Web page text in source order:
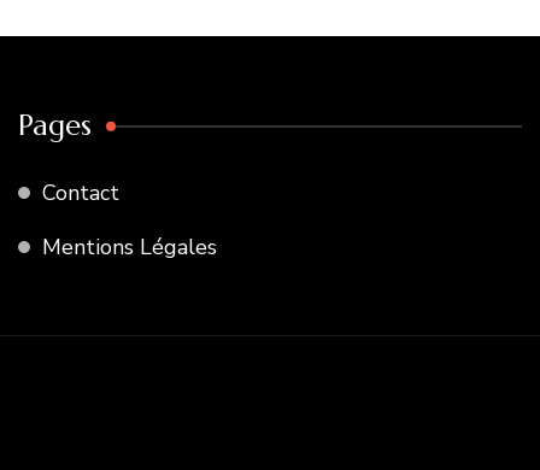
Pages
Contact
Mentions Légales